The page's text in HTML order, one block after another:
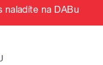
naladíte na DABu